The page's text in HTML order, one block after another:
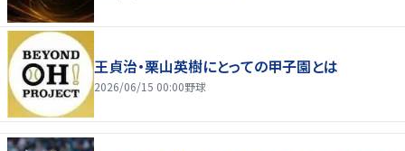
王貞治・栗山英樹にとっての甲子園とは
2026/06/15 00:00野球